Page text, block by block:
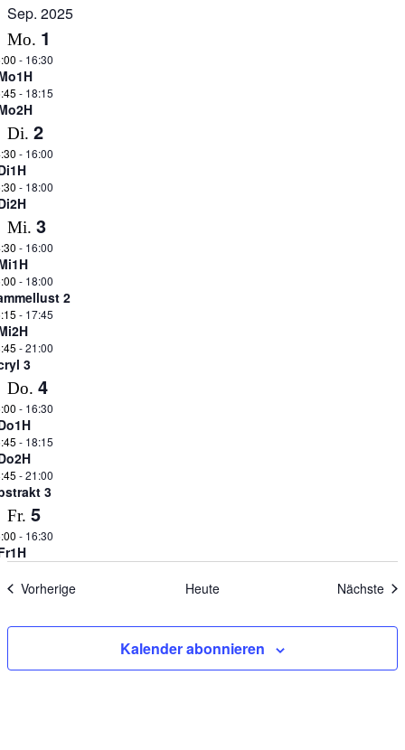
auswählen.
Sep. 2025
Mo. 1
- 16:30
- 18:15
Di. 2
- 16:00
- 18:00
Mi. 3
- 16:00
- 18:00
2
- 17:45
-21:00
3
Do. 4
- 16:30
- 18:15
-21:00
3
Fr. 5
- 16:30
VorherigeVeranstaltungen Heute Nächste
Kalender abonnieren